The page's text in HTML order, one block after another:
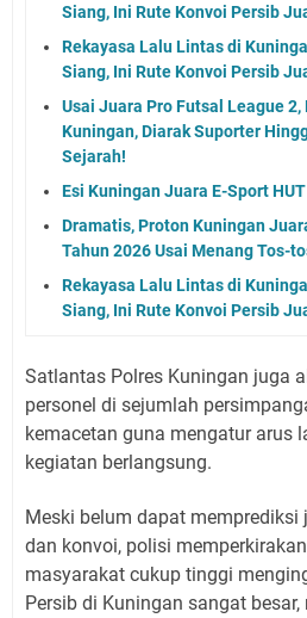
Siang, Ini Rute Konvoi Persib
Rekayasa Lalu Lintas di
Siang, Ini Rute Konvoi Persib
Usai Juara Pro Futsal League
Kuningan, Diarak Suporter
Sejarah!
Esi Kuningan Juara E-Sport
Dramatis, Proton Kuningan
Tahun 2026 Usai Menang Tos-
Rekayasa Lalu Lintas di
Siang, Ini Rute Konvoi Persib
Satlantas Polres Kuningan juga
personel di sejumlah
kemacetan guna mengatur arus
kegiatan berlangsung.
Meski belum dapat memprediksi
dan konvoi, polisi
masyarakat cukup tinggi
Persib di Kuningan sangat